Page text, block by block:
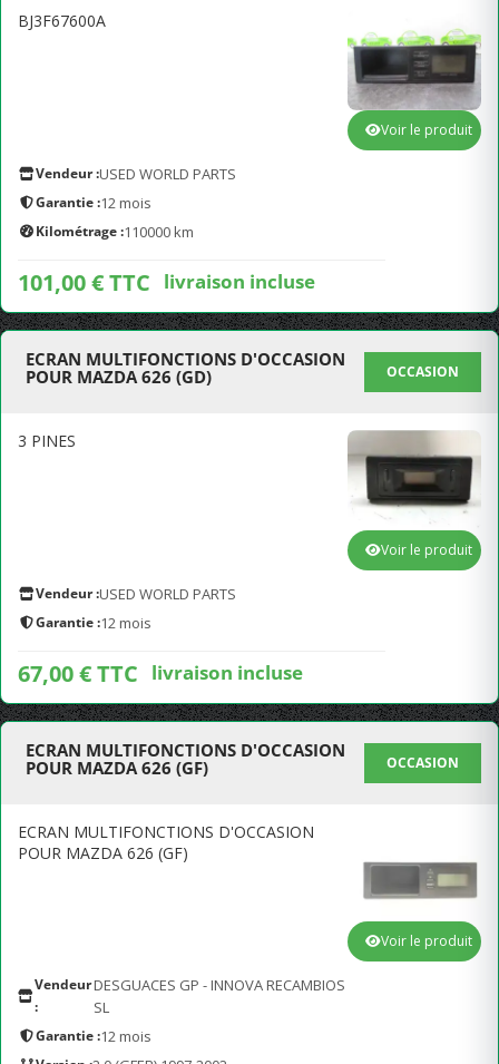
BJ3F67600A
Vendeur :USED WORLD PARTS
Garantie :12 mois
Kilométrage :110000 km
101,00 € TTC livraison incluse
Voir le produit
ECRAN MULTIFONCTIONS D'OCCASION
POUR MAZDA 626 (GD)
OCCASION
3 PINES
Vendeur :USED WORLD PARTS
Garantie :12 mois
67,00 € TTC livraison incluse
Voir le produit
ECRAN MULTIFONCTIONS D'OCCASION
POUR MAZDA 626 (GF)
OCCASION
ECRAN MULTIFONCTIONS D'OCCASION
POUR MAZDA 626 (GF)
Vendeur
:
DESGUACES GP - INNOVA RECAMBIOS
SL
Garantie :12 mois
Voir le produit